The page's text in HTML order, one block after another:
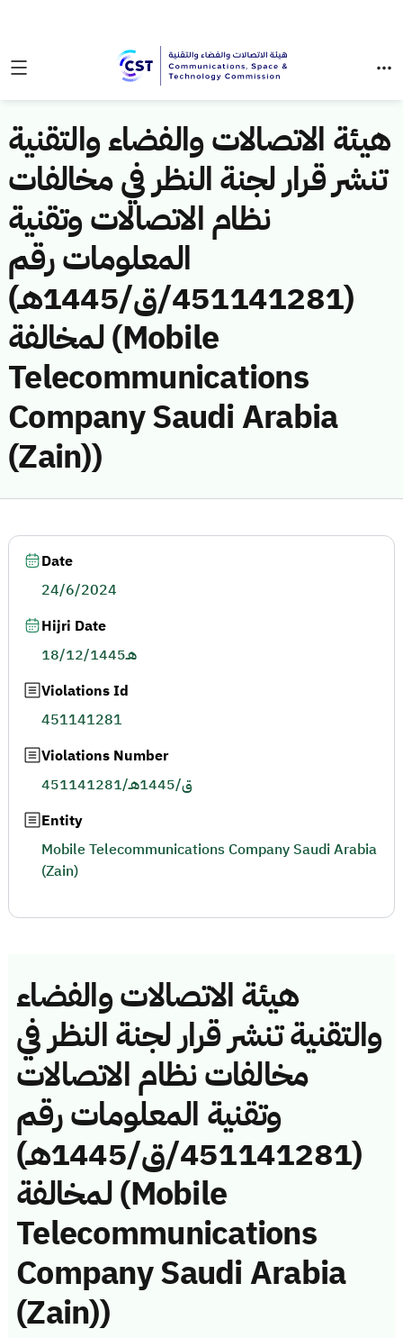
هيئة الاتصالات والفضاء والتقنية
تنشر قرار لجنة النظر في مخالفات
نظام الاتصالات وتقنية
المعلومات رقم
(451141281/ق/1445هـ)
لمخالفة (Mobile
Telecommunications
Company Saudi Arabia
(Zain))
هيئة الاتصالات والفضاء
والتقنية تنشر قرار لجنة النظر في
مخالفات نظام الاتصالات
وتقنية المعلومات رقم
(451141281/ق/1445هـ)
لمخالفة (Mobile
Telecommunications
Company Saudi Arabia
(Zain))
Date
24/6/2024
Hijri Date
18/12/1445هـ
Violations Id
451141281
Violations Number
451141281/ق/1445هـ
Entity
Mobile Telecommunications Company Saudi Arabia
(Zain)